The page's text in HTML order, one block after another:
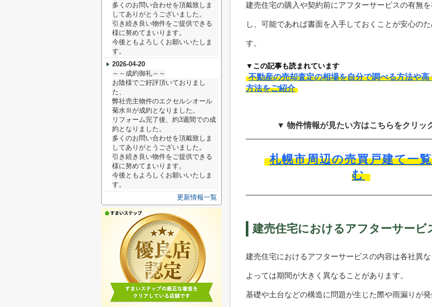
建売住宅の購入や契約前にアフターサービスの有無
し、可能であれば書面を入手しておくことが安心の
す。
▼この記事も読まれています
不動産の売却査定の相場を自分で調べる方法や高
方法をご紹介
▼ 物件情報が見たい方はこちらをクリッ
札幌市周辺の売買戸建て一
む
建売住宅におけるアフターサービ
建売住宅におけるアフターサービスの内容は各社異
よっては期間が大きく異なることがあります。
基礎や土台などの構造に問題が生じた際や雨漏りが
多くのお問い合わせを頂戴致しま
してありがとうございました。
引き続き良い物件をご提供できる
様に努めてまいります。
今後ともよろしくお願いいたしま
す。
2026-04-20
～～成約御礼～～
お陰様でご好評頂いておりまし
た、
弊社売主物件のエクセルシオール
菊水Ⅲが成約となりました。
リフォーム完了後、約3週間での成
約となりました。
多くのお問い合わせを頂戴致しま
してありがとうございました。
引き続き良い物件をご提供できる
様に努めてまいります。
今後ともよろしくお願いいたしま
す。
更新情報一覧